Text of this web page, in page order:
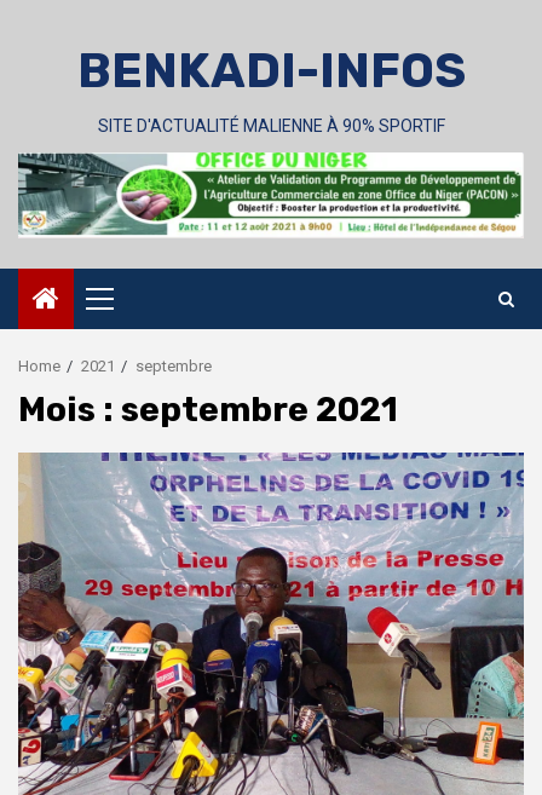
BENKADI-INFOS
SITE D'ACTUALITÉ MALIENNE À 90% SPORTIF
Primary
Menu
Home 2021 septembre
Mois : septembre 2021